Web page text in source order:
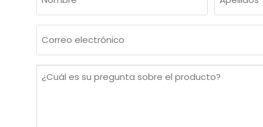
(OBLIGATORIO)
Nombre Apellidos
electrónico
¿Cuál